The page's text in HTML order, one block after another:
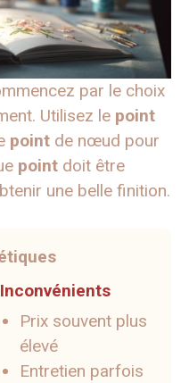
par le choix
Utilisez le point
point de nœud pour
point doit être
une belle finition.
Inconvénients
Prix souvent plus
élevé
Entretien parfois